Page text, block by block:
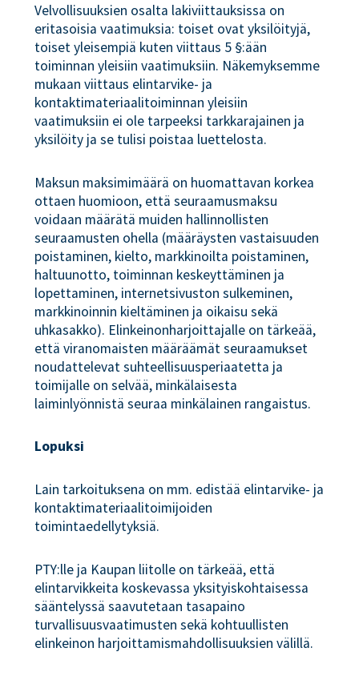
Velvollisuuksien osalta lakiviittauksissa on
eritasoisia vaatimuksia: toiset ovat yksilöityjä,
toiset yleisempiä kuten viittaus 5 §:ään
toiminnan yleisiin vaatimuksiin. Näkemyksemme
mukaan viittaus elintarvike- ja
kontaktimateriaalitoiminnan yleisiin
vaatimuksiin ei ole tarpeeksi tarkkarajainen ja
yksilöity ja se tulisi poistaa luettelosta.
Maksun maksimimäärä on huomattavan korkea
ottaen huomioon, että seuraamusmaksu
voidaan määrätä muiden hallinnollisten
seuraamusten ohella (määräysten vastaisuuden
poistaminen, kielto, markkinoilta poistaminen,
haltuunotto, toiminnan keskeyttäminen ja
lopettaminen, internetsivuston sulkeminen,
markkinoinnin kieltäminen ja oikaisu sekä
uhkasakko). Elinkeinonharjoittajalle on tärkeää,
että viranomaisten määräämät seuraamukset
noudattelevat suhteellisuusperiaatetta ja
toimijalle on selvää, minkälaisesta
laiminlyönnistä seuraa minkälainen rangaistus.
Lopuksi
Lain tarkoituksena on mm. edistää elintarvike- ja
kontaktimateriaalitoimijoiden
toimintaedellytyksiä.
PTY:lle ja Kaupan liitolle on tärkeää, että
elintarvikkeita koskevassa yksityiskohtaisessa
sääntelyssä saavutetaan tasapaino
turvallisuusvaatimusten sekä kohtuullisten
elinkeinon harjoittamismahdollisuuksien välillä.